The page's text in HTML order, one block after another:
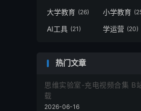
大学教育 (26) 小学教育
AI工具 (21) 学运营 (20)
热门文章
思维实验室-充电视频合集 B
载
2026-06-16